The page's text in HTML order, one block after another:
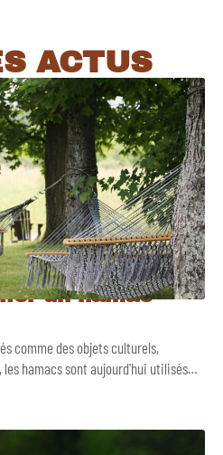
ACTUS
un hamac
comme des objets culturels,
hamacs sont aujourd'hui utilisés…